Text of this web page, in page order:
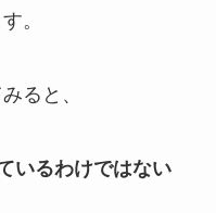
。
ると、
いるわけではない